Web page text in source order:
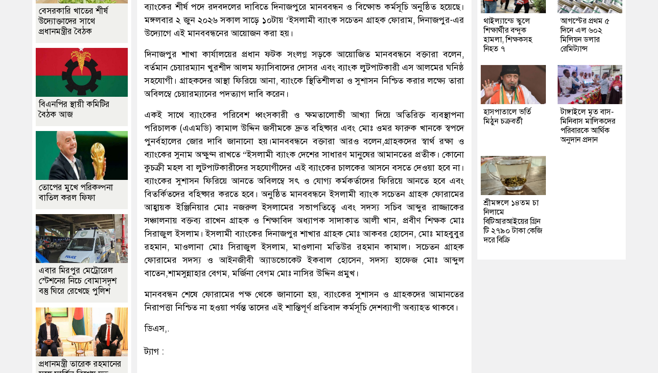
ব্যাংকের শীর্ষ পদে রদবদলের দাবিতে দিনাজপুরে মানববন্ধন ও বিক্ষোভ কর্মসূচি অনুষ্ঠিত হয়েছে।
মঙ্গলবার ২ জুন ২০২৬ সকাল সাড়ে ১০টায় ‘ইসলামী ব্যাংক সচেতন গ্রাহক ফোরাম, দিনাজপুর-এর
উদ্যোগে এই মানববন্ধনের আয়োজন করা হয়।
দিনাজপুর শাখা কার্যালয়ের প্রধান ফটক সংলগ্ন সড়কে আয়োজিত মানববন্ধনে বক্তারা বলেন,
বর্তমান চেয়ারম্যান খুরশীদ আলম ফ্যাসিবাদের দোসর এবং ব্যাংক লুটপাটকারী এস আলমের ঘনিষ্ঠ
সহযোগী। গ্রাহকদের আস্থা ফিরিয়ে আনা, ব্যাংকে স্থিতিশীলতা ও সুশাসন নিশ্চিত করার লক্ষ্যে তারা
অবিলম্বে চেয়ারম্যানের পদত্যাগ দাবি করেন।
একই সাথে ব্যাংকের পরিবেশ ধ্বংসকারী ও ক্ষমতালোভী আখ্যা দিয়ে অতিরিক্ত ব্যবস্থাপনা
পরিচালক (এএমডি) কামাল উদ্দিন জসীমকে দ্রুত বহিষ্কার এবং মোঃ ওমর ফারুক খানকে স্বপদে
পুনর্বহালের জোর দাবি জানানো হয়।মানববন্ধনে বক্তারা আরও বলেন,গ্রাহকদের স্বার্থ রক্ষা ও
ব্যাংকের সুনাম অক্ষুণ্ন রাখতে “ইসলামী ব্যাংক দেশের সাধারণ মানুষের আমানতের প্রতীক। কোনো
কুচক্রী মহল বা লুটপাটকারীদের সহযোগীদের এই ব্যাংকের চালকের আসনে বসতে দেওয়া হবে না।
ব্যাংকের সুশাসন ফিরিয়ে আনতে অবিলম্বে সৎ ও যোগ্য কর্মকর্তাদের ফিরিয়ে আনতে হবে এবং
বিতর্কিতদের বহিষ্কার করতে হবে। অনুষ্ঠিত মানববন্ধনে ইসলামী ব্যাংক সচেতন গ্রাহক ফোরামের
আহ্বায়ক ইঞ্জিনিয়ার মোঃ নজরুল ইসলামের সভাপতিত্বে এবং সদস্য সচিব আব্দুর রাজ্জাকের
সঞ্চালনায় বক্তব্য রাখেন গ্রাহক ও শিক্ষাবিদ অধ্যাপক সাদাকাত আলী খান, প্রবীণ শিক্ষক মোঃ
সিরাজুল ইসলাম। ইসলামী ব্যাংকের দিনাজপুর শাখার গ্রাহক মোঃ আকবর হোসেন, মোঃ মাহবুবুর
রহমান, মাওলানা মোঃ সিরাজুল ইসলাম, মাওলানা মতিউর রহমান কামাল। সচেতন গ্রাহক
ফোরামের সদস্য ও আইনজীবী অ্যাডভোকেট ইকবাল হোসেন, সদস্য হাফেজ মোঃ আব্দুল
বাতেন,শামসুন্নাহার বেগম, মর্জিনা বেগম মোঃ নাসির উদ্দিন প্রমুখ।
মানববন্ধন শেষে ফোরামের পক্ষ থেকে জানানো হয়, ব্যাংকের সুশাসন ও গ্রাহকদের আমানতের
নিরাপত্তা নিশ্চিত না হওয়া পর্যন্ত তাদের এই শান্তিপূর্ণ প্রতিবাদ কর্মসূচি দেশব্যাপী অব্যাহত থাকবে।
ডিএস,.
ট্যাগ :
বেসরকারি খাতের শীর্ষ
উদ্যোক্তাদের সাথে
প্রধানমন্ত্রীর বৈঠক
বিএনপির স্থায়ী কমিটির
বৈঠক আজ
তোপের মুখে পরিকল্পনা
বাতিল করল ফিফা
এবার মিরপুর মেট্রোরেল
স্টেশনের নিচে বোমাসদৃশ
বস্তু ঘিরে রেখেছে পুলিশ
প্রধানমন্ত্রী তারেক রহমানের
থাইল্যান্ডে স্কুলে
শিক্ষার্থীর বন্দুক
হামলা, শিক্ষকসহ
নিহত ৭
আগস্টের প্রথম ৫
দিনে এল ৬০২
মিলিয়ন ডলার
রেমিট্যান্স
হাসপাতালে ভর্তি
মিঠুন চক্রবর্তী
টাঙ্গাইলে মৃত বাস-
মিনিবাস মালিকদের
পরিবারকে আর্থিক
অনুদান প্রদান
শ্রীমঙ্গলে ১৪তম চা
নিলামে
বিটিআরআইয়ের গ্রিন
টি ২৭৯০ টাকা কেজি
দরে বিক্রি